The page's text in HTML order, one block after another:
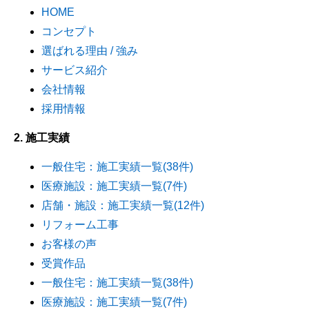
HOME
コンセプト
選ばれる理由 / 強み
サービス紹介
会社情報
採用情報
2. 施工実績
一般住宅：施工実績一覧(38件)
医療施設：施工実績一覧(7件)
店舗・施設：施工実績一覧(12件)
リフォーム工事
お客様の声
受賞作品
一般住宅：施工実績一覧(38件)
医療施設：施工実績一覧(7件)